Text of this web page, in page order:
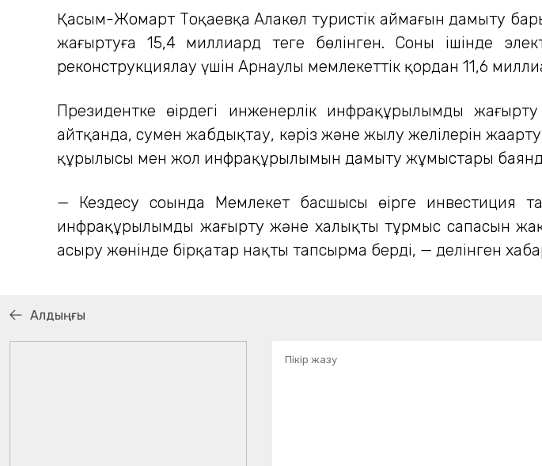
Қасым-Жомарт Тоқаевқа Алакөл туристік аймағын дамыту
жаңғыртуға 15,4 миллиард теңге бөлінген. Соның ішінде
реконструкциялау үшін Арнаулы мемлекеттік қордан 11,6
Президентке өңірдегі инженерлік инфрақұрылымды
айтқанда, сумен жабдықтау, кәріз және жылу желілерін
құрылысы мен жол инфрақұрылымын дамыту жұмыстары
— Кездесу соңында Мемлекет басшысы өңірге инвестиция
инфрақұрылымды жаңғырту және халықтың тұрмыс сапасын
асыру жөнінде бірқатар нақты тапсырма берді, — делінген
Алдыңғы